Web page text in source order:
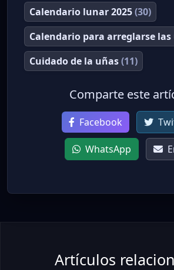
Calendario lunar 2025(30)
Calendario para arreglarse las
Cuidado de la uñas(11)
Comparte este
Facebook
WhatsApp
Artículos